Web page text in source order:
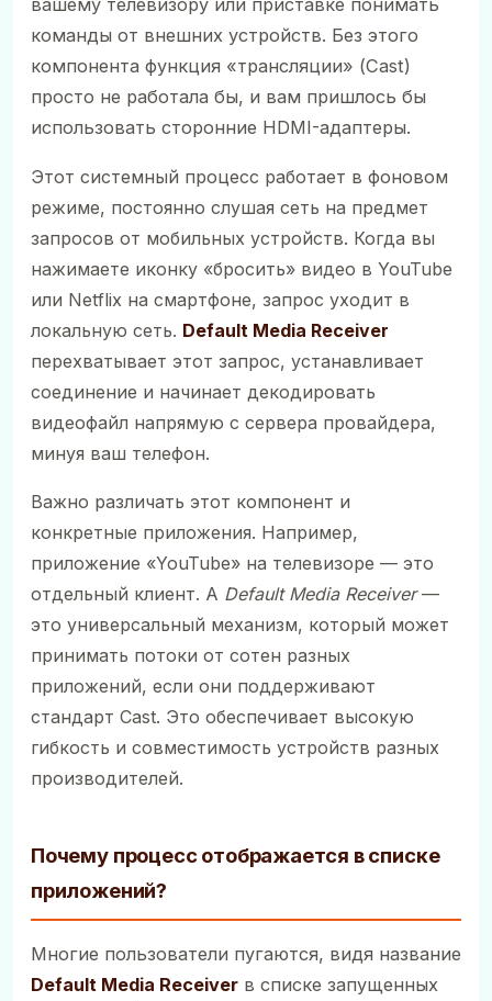
вашему телевизору или приставке понимать
команды от внешних устройств. Без этого
компонента функция «трансляции» (Cast)
просто не работала бы, и вам пришлось бы
использовать сторонние HDMI-адаптеры.
Этот системный процесс работает в фоновом
режиме, постоянно слушая сеть на предмет
запросов от мобильных устройств. Когда вы
нажимаете иконку «бросить» видео в YouTube
или Netflix на смартфоне, запрос уходит в
локальную сеть. Default Media Receiver
перехватывает этот запрос, устанавливает
соединение и начинает декодировать
видеофайл напрямую с сервера провайдера,
минуя ваш телефон.
Важно различать этот компонент и
конкретные приложения. Например,
приложение «YouTube» на телевизоре — это
отдельный клиент. А Default Media Receiver—
это универсальный механизм, который может
принимать потоки от сотен разных
приложений, если они поддерживают
стандарт Cast. Это обеспечивает высокую
гибкость и совместимость устройств разных
производителей.
Почему процесс отображается в списке
приложений?
Многие пользователи пугаются, видя название
Default Media Receiver в списке запущенных